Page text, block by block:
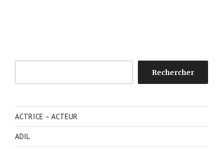
Rechercher
ACTRICE – ACTEUR
ADIL